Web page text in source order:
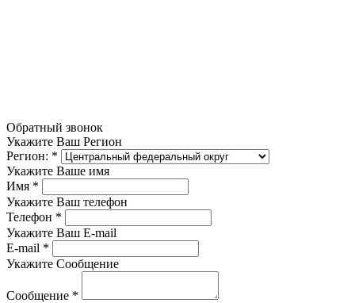
Обратный звонок
Укажите Ваш Регион
Регион: *
Укажите Ваше имя
Имя *
Укажите Ваш телефон
Телефон *
Укажите Ваш E-mail
E-mail *
Укажите Сообщение
Сообщение *